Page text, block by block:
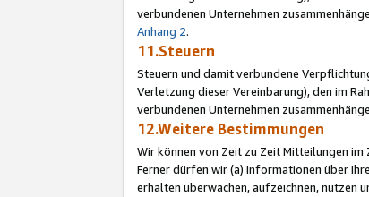
verbundenen Unternehmen
Anhang 2.
11.Steuern
Steuern und damit verbundene
Verletzung dieser Vereinbarung), den im
verbundenen Unternehmen
12.Weitere Bestimmungen
Wir können von Zeit zu Zeit Mitteilungen im
Ferner dürfen wir (a) Informationen über
erhalten überwachen, aufzeichnen, nutzen